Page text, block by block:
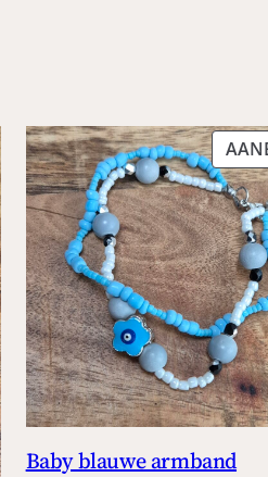
Baby blauwe armband